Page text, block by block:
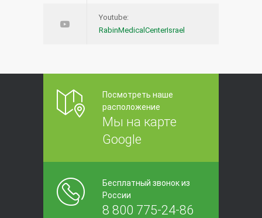
Youtube:
RabinMedicalCenterIsrael
Посмотреть наше
расположение
Мы на карте
Google
Бесплатный звонок из
России
8 800 775-24-86